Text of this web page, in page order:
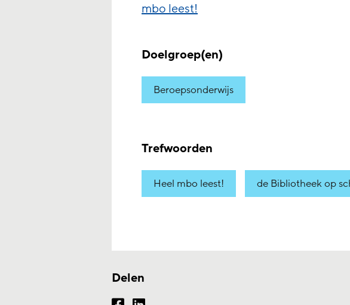
mbo leest!
Doelgroep(en)
Beroepsonderwijs
Trefwoorden
Heel mbo leest! de Bibliotheek op
Delen